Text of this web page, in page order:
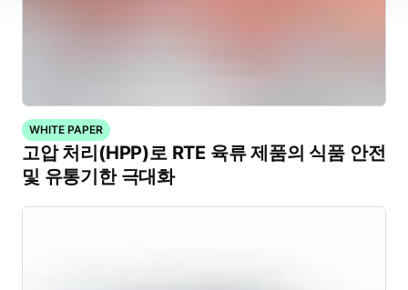
WHITE PAPER
고압 처리(HPP)로 RTE 육류 제품의 식품 안전
및 유통기한 극대화